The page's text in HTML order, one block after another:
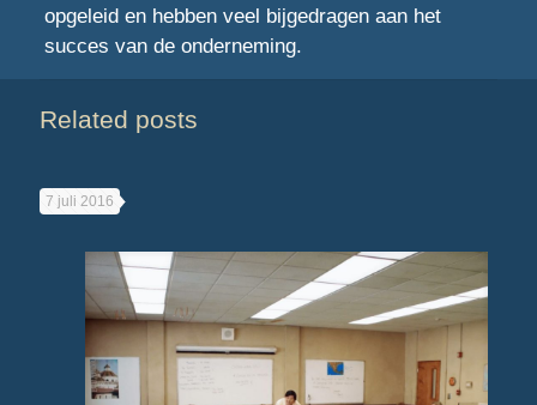
opgeleid en hebben veel bijgedragen aan het
succes van de onderneming.
Related posts
7 juli 2016